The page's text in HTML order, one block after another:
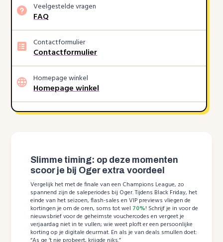
Veelgestelde vragen
FAQ
Contactformulier
Contactformulier
Homepage winkel
Homepage winkel
Slimme timing: op deze momenten
scoor je bij Oger extra voordeel
Vergelijk het met de finale van een Champions League, zo
spannend zijn de saleperiodes bij Oger. Tijdens Black Friday, het
einde van het seizoen, flash-sales en VIP previews vliegen de
kortingen je om de oren, soms tot wel 70%! Schrijf je in voor de
nieuwsbrief voor de geheimste vouchercodes en vergeet je
verjaardag niet in te vullen; wie weet ploft er een persoonlijke
korting op je digitale deurmat. En als je van deals smullen doet: